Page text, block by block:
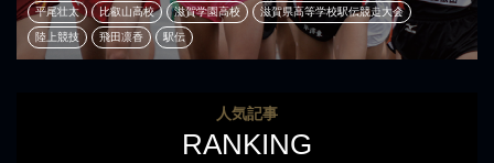
平尾壮太 比叡山高校 滋賀学園高校 滋賀県高等学校駅伝競走大会
陸上競技 飛田凛香 駅伝
人気記事
RANKING